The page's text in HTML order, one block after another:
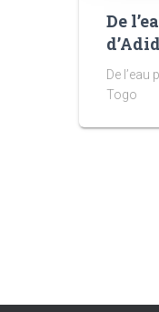
De
De
Togo